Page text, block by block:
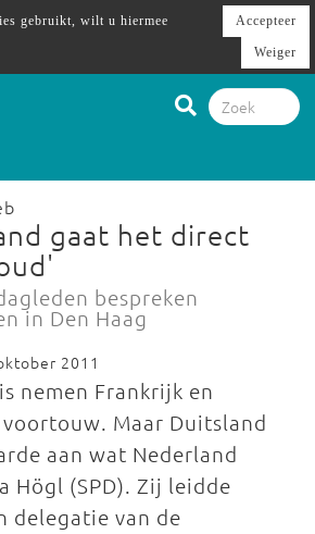
gaat het direct
bespreken
in Den Haag
2011
nemen Frankrijk en
Maar Duitsland
aan wat Nederland
Högl (SPD). Zij leidde
delegatie van de
gebruikt, wilt u hiermee
Accepteer
Weiger